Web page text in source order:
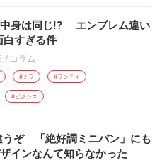
身は同じ!? エンブレム違い
すぎる件
/ コラム
#ミラ #ランディ
#ピクシス
うぞ 「絶好調ミニバン」にも
インなんて知らなかった